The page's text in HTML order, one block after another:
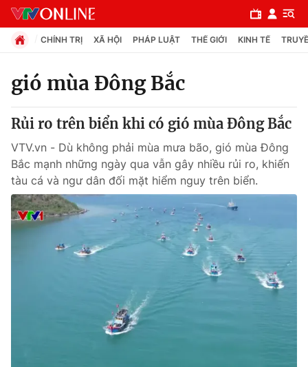
Chuyên mục
Xã hội
Pháp luật
CHÍNH TRỊ XÃ HỘI PHÁP LUẬT THẾ GIỚI KINH TẾ
gió mùa Đông Bắc
Rủi ro trên biển khi có gió mùa Đông Bắc
VTV.vn - Dù không phải mùa mưa bão, gió mùa Đông
Bắc mạnh những ngày qua vẫn gây nhiều rủi ro, khiến
tàu cá và ngư dân đối mặt hiểm nguy trên biển.